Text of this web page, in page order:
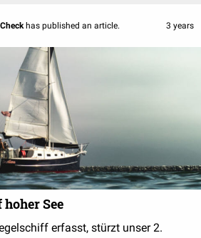
has published an article. 3 years
See
erfasst, stürzt unser 2.